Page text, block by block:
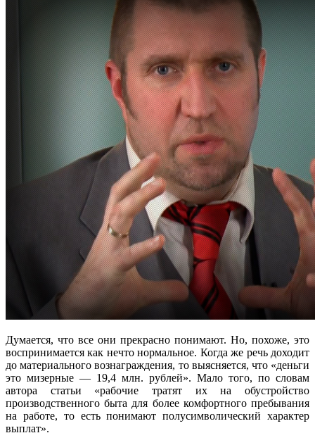
Думается, что все они прекрасно понимают. Но, похоже, это
воспринимается как нечто нормальное. Когда же речь доходит
до материального вознаграждения, то выясняется, что «деньги
это мизерные — 19,4 млн. рублей». Мало того, по словам
автора статьи «рабочие тратят их на обустройство
производственного быта для более комфортного пребывания
на работе, то есть понимают полусимволический характер
выплат».